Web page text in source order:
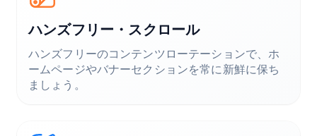
ハンズフリー・スクロール
ハンズフリーのコンテンツローテーションで、ホ
ームページやバナーセクションを常に新鮮に保ち
ましょう。